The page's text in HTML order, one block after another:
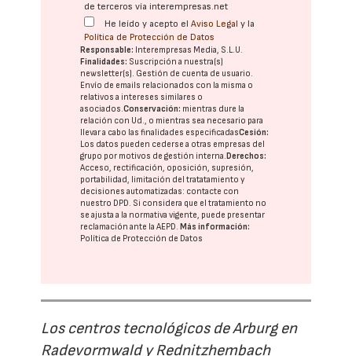
de terceros vía interempresas.net
He leído y acepto elAviso Legal y la
Política de Protección de Datos
Responsable: Interempresas Media, S.L.U.
Finalidades: Suscripción a nuestra(s)
newsletter(s). Gestión de cuenta de usuario.
Envío de emails relacionados con la misma o
relativos a intereses similares o
asociados.Conservación: mientras dure la
relación con Ud., o mientras sea necesario para
llevar a cabo las finalidades especificadasCesión:
Los datos pueden cederse a otras empresas del
grupo por motivos de gestión interna.Derechos:
Acceso, rectificación, oposición, supresión,
portabilidad, limitación del tratatamiento y
decisiones automatizadas: contacte con
nuestro DPD. Si considera que el tratamiento no
se ajusta a la normativa vigente, puede presentar
reclamación ante laAEPD.Más información:
Política de Protección de Datos
Los centros tecnológicos de Arburg en
Radevormwald y Rednitzhembach